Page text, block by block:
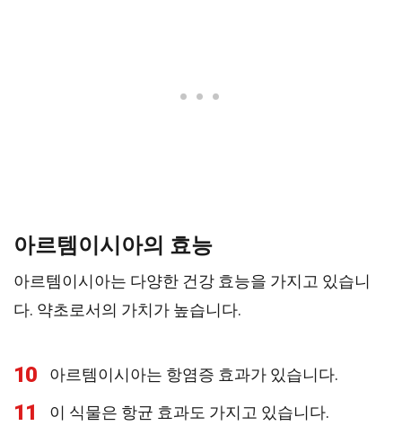
아르템이시아의 효능
아르템이시아는 다양한 건강 효능을 가지고 있습니
다. 약초로서의 가치가 높습니다.
10 아르템이시아는 항염증 효과가 있습니다.
11 이 식물은 항균 효과도 가지고 있습니다.